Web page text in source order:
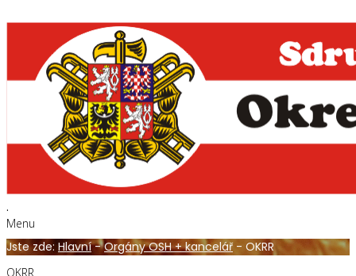
.
Menu
Jste zde: Hlavní-Orgány OSH + kancelář - OKRR
OKRR